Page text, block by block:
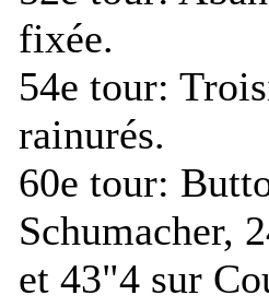
fixée.
54e tour:
rainurés.
60e tour:
Schumacher,
et 43"4 sur